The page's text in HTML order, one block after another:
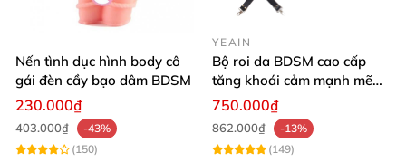
Nến tình dục hình body cô
gái đèn cầy bạo dâm BDSM
230.000₫
403.000₫
-43%
(150)
YEAIN
Bộ roi da BDSM cao cấp
tăng khoái cảm mạnh mẽ
trải nghiệm mới
750.000₫
862.000₫
-13%
(149)